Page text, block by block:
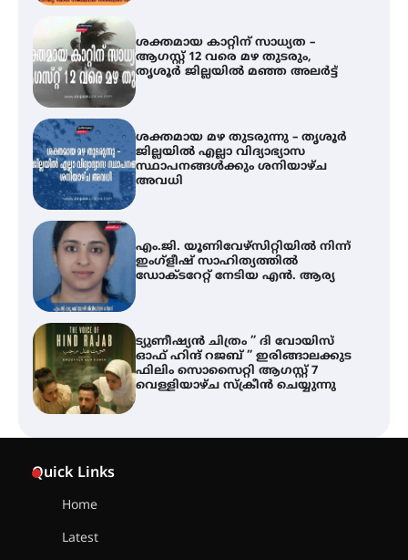
ശക്തമായ കാറ്റിന് സാധ്യത –
ആഗസ്റ്റ് 12 വരെ മഴ തുടരും,
തൃശൂർ ജില്ലയിൽ മഞ്ഞ അലർട്ട്
ശക്തമായ മഴ തുടരുന്നു – തൃശൂർ
ജില്ലയിൽ എല്ലാ വിദ്യാഭ്യാസ
സ്ഥാപനങ്ങൾക്കും ശനിയാഴ്ച
അവധി
എം.ജി. യൂണിവേഴ്‌സിറ്റിയിൽ നിന്ന്
ഇംഗ്ളീഷ് സാഹിത്യത്തിൽ
ഡോക്ടറേറ്റ് നേടിയ എൻ. ആര്യ
ട്യുണീഷ്യൻ ചിത്രം ” ദി വോയിസ്
ഓഫ് ഹിന്ദ് റജബ് ” ഇരിങ്ങാലക്കുട
ഫിലിം സൊസൈറ്റി ആഗസ്റ്റ് 7
വെള്ളിയാഴ്ച സ്‌ക്രീൻ ചെയ്യുന്നു
Quick Links
Home
Latest